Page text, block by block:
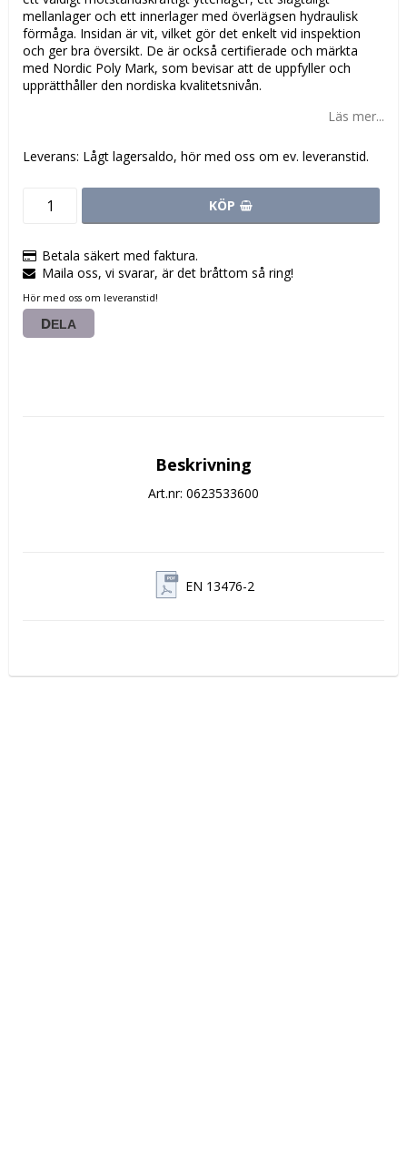
mellanlager och ett innerlager med överlägsen hydraulisk
förmåga. Insidan är vit, vilket gör det enkelt vid inspektion
och ger bra översikt. De är också certifierade och märkta
med Nordic Poly Mark, som bevisar att de uppfyller och
upprätthåller den nordiska kvalitetsnivån.
Läs mer...
Leverans: Lågt lagersaldo, hör med oss om ev. leveranstid.
KÖP
Betala säkert med faktura.
Maila oss, vi svarar, är det bråttom så ring!
Hör med oss om leveranstid!
DELA
Beskrivning
Art.nr: 0623533600
EN 13476-2